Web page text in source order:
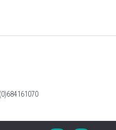
MENTIONS LÉGALES